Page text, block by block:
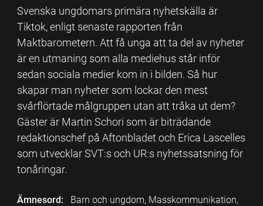
Svenska ungdomars primära nyhetskälla är
Tiktok, enligt senaste rapporten från
Maktbarometern. Att få unga att ta del av nyheter
är en utmaning som alla mediehus står inför
sedan sociala medier kom in i bilden. Så hur
skapar man nyheter som lockar den mest
svårflörtade målgruppen utan att tråka ut dem?
Gäster är Martin Schori som är biträdande
redaktionschef på Aftonbladet och Erica Lascelles
som utvecklar SVT:s och UR:s nyhetssatsning för
tonåringar.
Ämnesord:
Barn och ungdom, Masskommunikation,